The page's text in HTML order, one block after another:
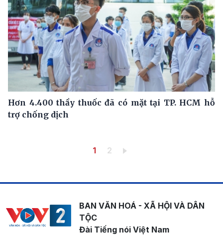
Hơn 4.400 thầy thuốc đã có mặt tại TP. HCM hỗ
trợ chống dịch
Trang hiện thời
1 Trang
2
BAN VĂN HOÁ - XÃ HỘI VÀ DÂN
TỘC
Đài Tiếng nói Việt Nam